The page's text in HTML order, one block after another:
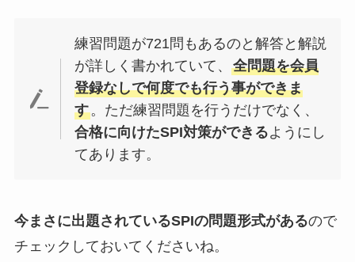
練習問題が721問もあるのと解答と解説
が詳しく書かれていて、全問題を会員
登録なしで何度でも行う事ができま
す。ただ練習問題を行うだけでなく、
合格に向けたSPI対策ができるようにし
てあります。
今まさに出題されているSPIの問題形式があるので
チェックしておいてくださいね。